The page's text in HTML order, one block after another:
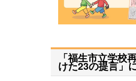
「福生市立学校
けた23の提言」